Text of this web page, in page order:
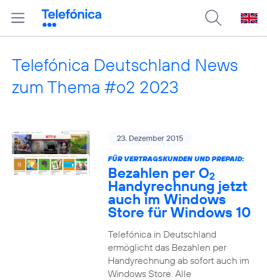
Telefónica Deutschland News
zum Thema #o2 2023
23. Dezember 2015
FÜR VERTRAGSKUNDEN UND PREPAID:
Bezahlen per O2
Handyrechnung jetzt
auch im Windows
Store für Windows 10
Telefónica in Deutschland
ermöglicht das Bezahlen per
Handyrechnung ab sofort auch im
Windows Store. Alle